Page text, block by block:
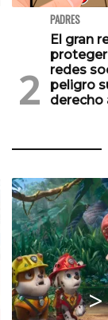
PADRES
El gran
redes
peligro
derecho